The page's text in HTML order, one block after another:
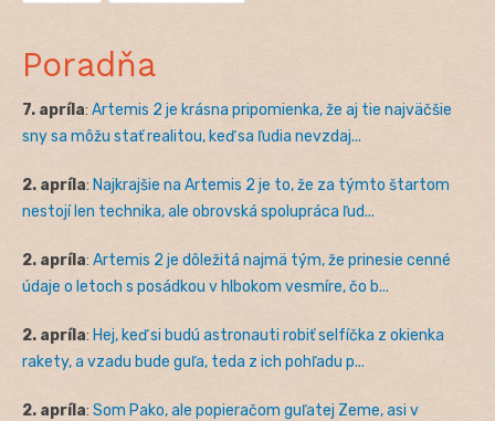
Poradňa
7. apríla: Artemis 2 je krásna pripomienka, že aj tie najväčšie
sny sa môžu stať realitou, keď sa ľudia nevzdaj...
2. apríla: Najkrajšie na Artemis 2 je to, že za týmto štartom
nestojí len technika, ale obrovská spolupráca ľud...
2. apríla: Artemis 2 je dôležitá najmä tým, že prinesie cenné
údaje o letoch s posádkou v hlbokom vesmíre, čo b...
2. apríla: Hej, keď si budú astronauti robiť selfíčka z okienka
rakety, a vzadu bude guľa, teda z ich pohľadu p...
2. apríla: Som Pako, ale popieračom guľatej Zeme, asi v